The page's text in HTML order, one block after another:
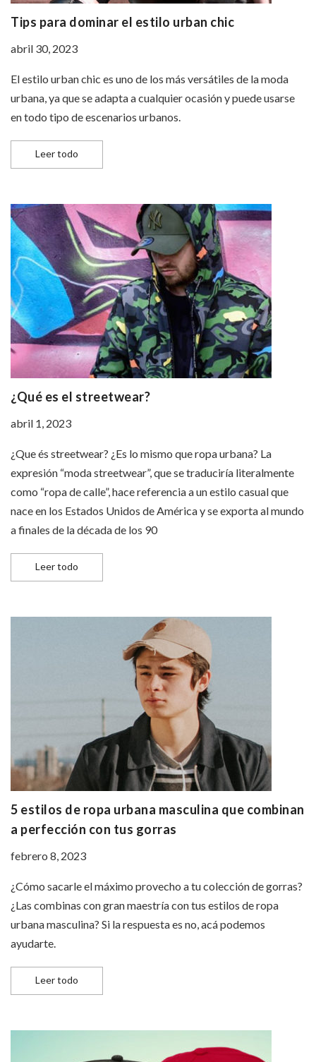
Tips para dominar el estilo urban chic
abril 30, 2023
El estilo urban chic es uno de los más versátiles de la moda
urbana, ya que se adapta a cualquier ocasión y puede usarse
en todo tipo de escenarios urbanos.
Leer todo
¿Qué es el streetwear?
abril 1, 2023
¿Que és streetwear? ¿Es lo mismo que ropa urbana? La
expresión “moda streetwear”, que se traduciría literalmente
como “ropa de calle”, hace referencia a un estilo casual que
nace en los Estados Unidos de América y se exporta al mundo
a finales de la década de los 90
Leer todo
5 estilos de ropa urbana masculina que combinan
a perfección con tus gorras
febrero 8, 2023
¿Cómo sacarle el máximo provecho a tu colección de gorras?
¿Las combinas con gran maestría con tus estilos de ropa
urbana masculina? Si la respuesta es no, acá podemos
ayudarte.
Leer todo